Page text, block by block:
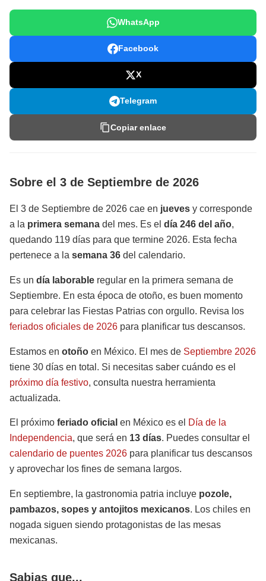
WhatsApp
Facebook
X
Telegram
Copiar enlace
Sobre el 3 de Septiembre de 2026
El 3 de Septiembre de 2026 cae en jueves y corresponde
a la primera semana del mes. Es el día 246 del año,
quedando 119 días para que termine 2026. Esta fecha
pertenece a la semana 36 del calendario.
Es un día laborable regular en la primera semana de
Septiembre. En esta época de otoño, es buen momento
para celebrar las Fiestas Patrias con orgullo. Revisa los
feriados oficiales de 2026 para planificar tus descansos.
Estamos en otoño en México. El mes de Septiembre 2026
tiene 30 días en total. Si necesitas saber cuándo es el
próximo día festivo, consulta nuestra herramienta
actualizada.
El próximo feriado oficial en México es el Día de la
Independencia, que será en 13 días. Puedes consultar el
calendario de puentes 2026 para planificar tus descansos
y aprovechar los fines de semana largos.
En septiembre, la gastronomia patria incluye pozole,
pambazos, sopes y antojitos mexicanos. Los chiles en
nogada siguen siendo protagonistas de las mesas
mexicanas.
Sabias que...